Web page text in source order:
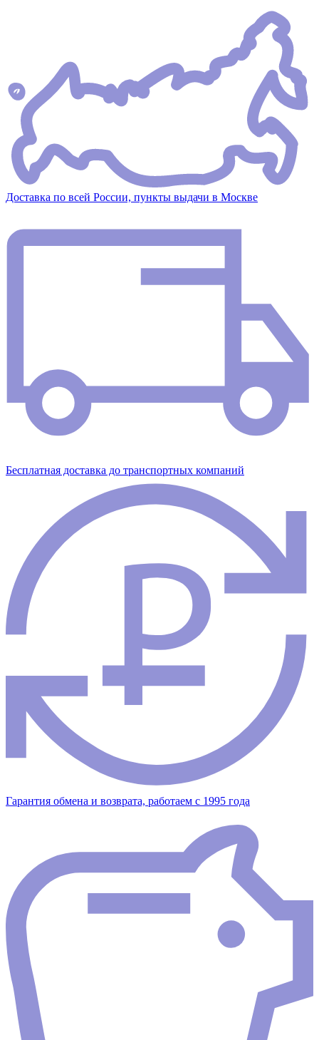
Доставка по всей России, пункты выдачи в Москве
Бесплатная доставка до транспортных компаний
Гарантия обмена и возврата, работаем с 1995 года